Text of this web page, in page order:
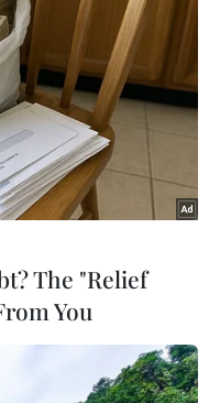
tán, tuyên
nước
The "Relief
You